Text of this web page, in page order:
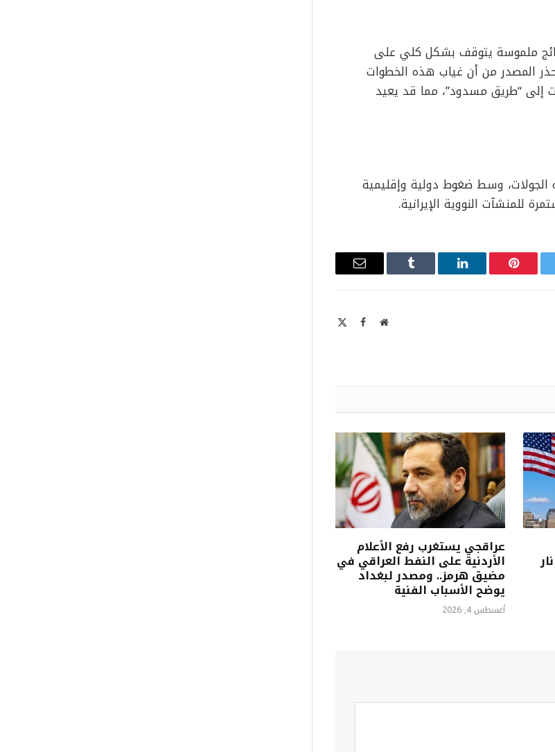
ملموسة يتوقف بشكل كلي على
المصدر من أن غياب هذه الخطوات
إلى “طريق مسدود”، مما قد يعيد
وسط ضغوط دولية وإقليمية
للمنشآت النووية الإيرانية.
بينتيريستلينكدإن Tumblr
البريد
موقعفيسبوك
عراقجي يستغرب رفع الأعلام
الأردنية على النفط العراقي في
مضيق هرمز.. ومصدر لبغداد
يوضح الأسباب الفنية
أغسطس 4, 2026